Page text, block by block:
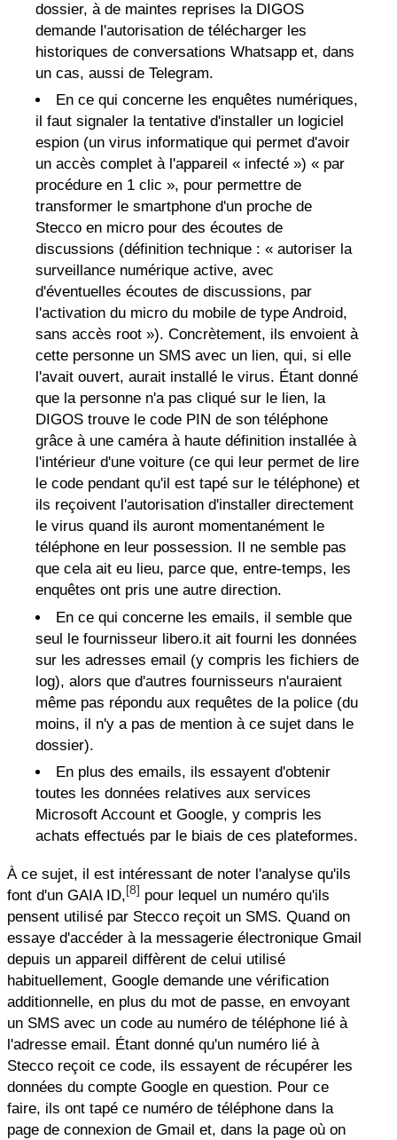
dossier, à de maintes reprises la DIGOS
demande l'autorisation de télécharger les
historiques de conversations Whatsapp et, dans
un cas, aussi de Telegram.
En ce qui concerne les enquêtes numériques,
il faut signaler la tentative d'installer un logiciel
espion (un virus informatique qui permet d'avoir
un accès complet à l'appareil « infecté ») « par
procédure en 1 clic », pour permettre de
transformer le smartphone d'un proche de
Stecco en micro pour des écoutes de
discussions (définition technique : « autoriser la
surveillance numérique active, avec
d'éventuelles écoutes de discussions, par
l'activation du micro du mobile de type Android,
sans accès root »). Concrètement, ils envoient à
cette personne un SMS avec un lien, qui, si elle
l'avait ouvert, aurait installé le virus. Étant donné
que la personne n'a pas cliqué sur le lien, la
DIGOS trouve le code PIN de son téléphone
grâce à une caméra à haute définition installée à
l'intérieur d'une voiture (ce qui leur permet de lire
le code pendant qu'il est tapé sur le téléphone) et
ils reçoivent l'autorisation d'installer directement
le virus quand ils auront momentanément le
téléphone en leur possession. Il ne semble pas
que cela ait eu lieu, parce que, entre-temps, les
enquêtes ont pris une autre direction.
En ce qui concerne les emails, il semble que
seul le fournisseur libero.it ait fourni les données
sur les adresses email (y compris les fichiers de
log), alors que d'autres fournisseurs n'auraient
même pas répondu aux requêtes de la police (du
moins, il n'y a pas de mention à ce sujet dans le
dossier).
En plus des emails, ils essayent d'obtenir
toutes les données relatives aux services
Microsoft Account et Google, y compris les
achats effectués par le biais de ces plateformes.
À ce sujet, il est intéressant de noter l'analyse qu'ils
font d'un GAIA ID,[8] pour lequel un numéro qu'ils
pensent utilisé par Stecco reçoit un SMS. Quand on
essaye d'accéder à la messagerie électronique Gmail
depuis un appareil diffèrent de celui utilisé
habituellement, Google demande une vérification
additionnelle, en plus du mot de passe, en envoyant
un SMS avec un code au numéro de téléphone lié à
l'adresse email. Étant donné qu'un numéro lié à
Stecco reçoit ce code, ils essayent de récupérer les
données du compte Google en question. Pour ce
faire, ils ont tapé ce numéro de téléphone dans la
page de connexion de Gmail et, dans la page où on